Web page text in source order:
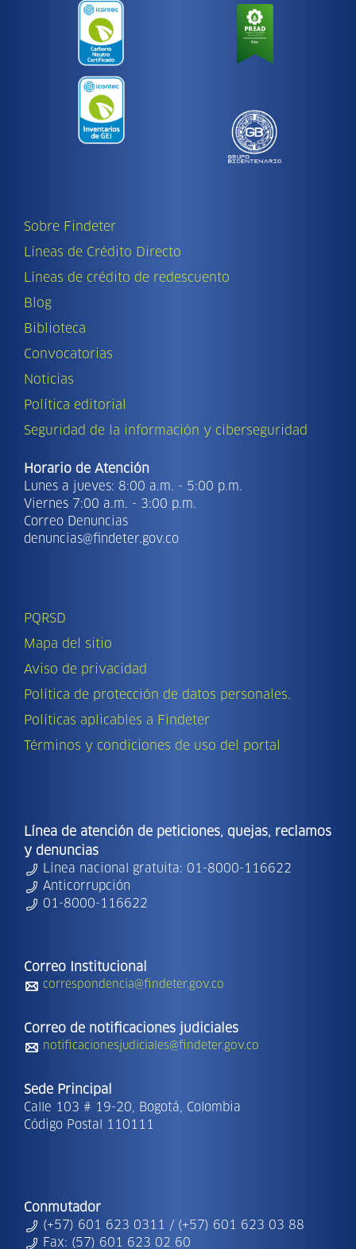
Sobre Findeter
Líneas de Crédito Directo
Líneas de crédito de redescuento
Blog
Biblioteca
Convocatorias
Noticias
Política editorial
Seguridad de la información y ciberseguridad
Horario de Atención
Lunes a jueves: 8:00 a.m. - 5:00 p.m.
Viernes 7:00 a.m. - 3:00 p.m.
Correo Denuncias
denuncias@findeter.gov.co
PQRSD
Mapa del sitio
Aviso de privacidad
Política de protección de datos personales.
Políticas aplicables a Findeter
Términos y condiciones de uso del portal
Línea de atención de peticiones, quejas, reclamos
y denuncias
Línea nacional gratuita: 01-8000-116622
Anticorrupción
01-8000-116622
Correo Institucional
correspondencia@findeter.gov.co
Correo de notificaciones judiciales
notificacionesjudiciales@findeter.gov.co
Sede Principal
Calle 103 # 19-20, Bogotá, Colombia
Código Postal 110111
Conmutador
(+57) 601 623 0311 / (+57) 601 623 03 88
Fax: (57) 601 623 02 60